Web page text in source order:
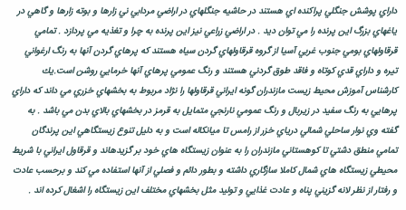
داراي پوشش جنگلي پراكنده اي هستند در حاشيه جنگلهاي در اراضي مردابي ني زارها و بوته زارها و گاهي در
ياغهاي بزرگ اين پرنده را مي توان ديد . در اراضي زراعي نيز اين پرنده به چرا و تغذيه مي پردازد . تمامي
قرقاولهاي بومي جنوب غربي آسيا از گروه قرقاولهاي گردن سياه هستند كه پرهاي گردن آنها به رنگ ارغواني
تيره و داراي قدي كوتاه و فاقد طوق گردني هستند و رنگ عمومي پرهاي آنها خرمايي روشن است.يك
كارشناس آموزش محيط زيست مازندران گونه ايراني قرقاولها را نژاد مربوط به بخشهاي خزري مي داند كه داراي
پرهايي به رنگ سفيد در زيربال و رنگ عمومي نارنجي متمايل به قرمز در بخشهاي بالاي بدن مي باشد . به
گفته وي نوار ساحلي شمالي درياي خزر از رامس تا ميانكاله است و به دليل تنوع زيستگاهي اين پرندگان
تمامي منطق دشتي تا كوهستاني مازندران را به عنوان زيستگاه هاي خود بر گزيدهاند و قرقاول ايراني با شريط
محيطي زيستگاه هاي شمال كاملا سازگاري داشته و بطور دائم و فصلي از آنها استفاده مي كند و برحسب عادت
و رفتار از نظر لانه گزيني پناه و عادت غذايي و توليد مثل بخشهاي مختلف اين زيستگاه را اشغال كرده اند .